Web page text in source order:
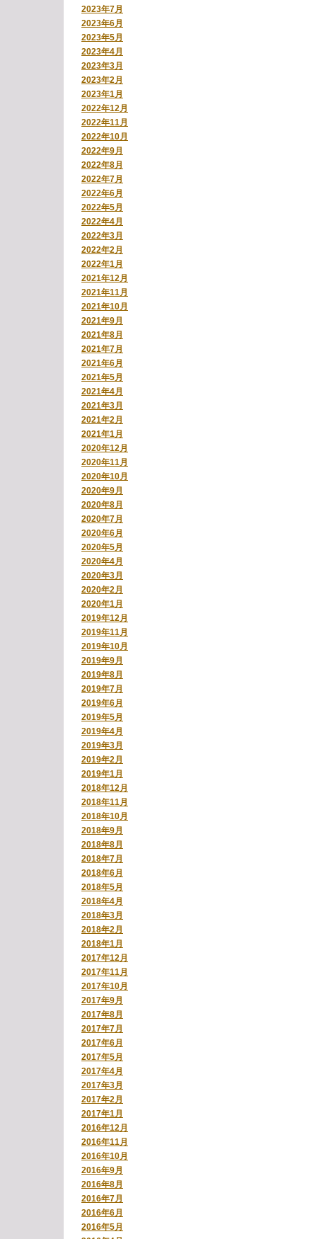
2023年7月
2023年6月
2023年5月
2023年4月
2023年3月
2023年2月
2023年1月
2022年12月
2022年11月
2022年10月
2022年9月
2022年8月
2022年7月
2022年6月
2022年5月
2022年4月
2022年3月
2022年2月
2022年1月
2021年12月
2021年11月
2021年10月
2021年9月
2021年8月
2021年7月
2021年6月
2021年5月
2021年4月
2021年3月
2021年2月
2021年1月
2020年12月
2020年11月
2020年10月
2020年9月
2020年8月
2020年7月
2020年6月
2020年5月
2020年4月
2020年3月
2020年2月
2020年1月
2019年12月
2019年11月
2019年10月
2019年9月
2019年8月
2019年7月
2019年6月
2019年5月
2019年4月
2019年3月
2019年2月
2019年1月
2018年12月
2018年11月
2018年10月
2018年9月
2018年8月
2018年7月
2018年6月
2018年5月
2018年4月
2018年3月
2018年2月
2018年1月
2017年12月
2017年11月
2017年10月
2017年9月
2017年8月
2017年7月
2017年6月
2017年5月
2017年4月
2017年3月
2017年2月
2017年1月
2016年12月
2016年11月
2016年10月
2016年9月
2016年8月
2016年7月
2016年6月
2016年5月